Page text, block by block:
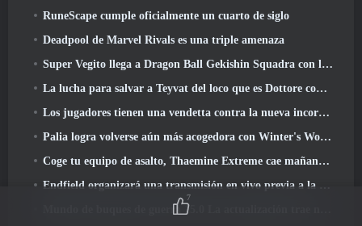
RuneScape cumple oficialmente un cuarto de siglo
Deadpool de Marvel Rivals es una triple amenaza
Super Vegito llega a Dragon Ball Gekishin Squadra con la llegada de la temporada 3
La lucha para salvar a Teyvat del loco que es Dottore comienza hoy en Genshin Impact
Los jugadores tienen una vendetta contra la nueva incorporación de Overwatch
Palia logra volverse aún más acogedora con Winter's Wonder: Actualización del Santuario Nevado
Coge tu equipo de asalto, Thaemine Extreme cae mañana en Lost Ark
Endfield organizará una transmisión en vivo previa a la transmisión en vivo esta semana
Mundo de buques de guerra 15.0 La actualización trae nuevos acorazados europeos, Una colaboración de Commander y más
7